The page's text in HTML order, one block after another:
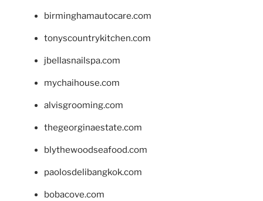
birminghamautocare.com
tonyscountrykitchen.com
jbellasnailspa.com
mychaihouse.com
alvisgrooming.com
thegeorginaestate.com
blythewoodseafood.com
paolosdelibangkok.com
bobacove.com